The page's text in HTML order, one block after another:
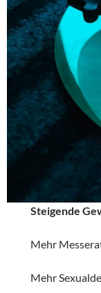
Steigende
Mehr
Mehr